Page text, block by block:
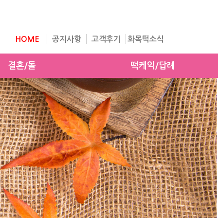
HOME 공지사항 고객후기 화목떡소식
결혼/돌 떡케익/답례